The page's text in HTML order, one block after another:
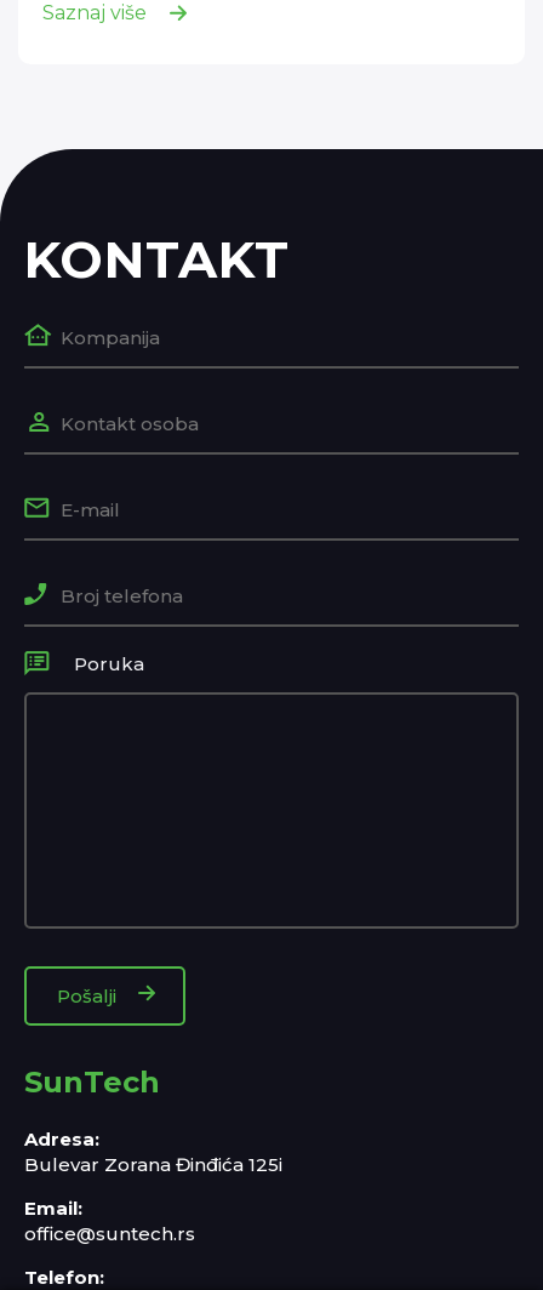
Saznaj više
KONTAKT
Poruka
SunTech
Adresa:
Bulevar Zorana Đinđića 125i
Email:
office@suntech.rs
Telefon: